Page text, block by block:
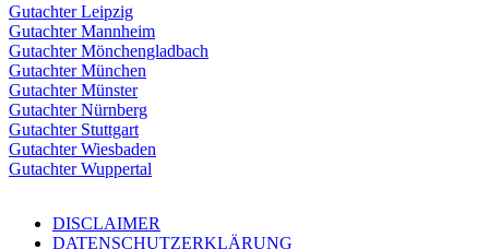
Gutachter Leipzig
Gutachter Mannheim
Gutachter Mönchengladbach
Gutachter München
Gutachter Münster
Gutachter Nürnberg
Gutachter Stuttgart
Gutachter Wiesbaden
Gutachter Wuppertal
DISCLAIMER
DATENSCHUTZERKLÄRUNG